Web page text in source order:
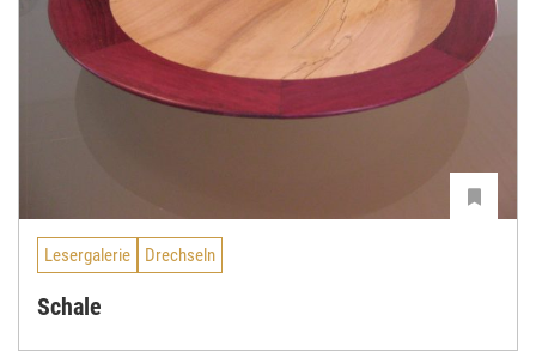
Lesergalerie Drechseln
Schale